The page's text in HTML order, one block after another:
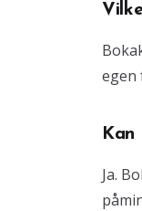
egen
Kan
Ja.